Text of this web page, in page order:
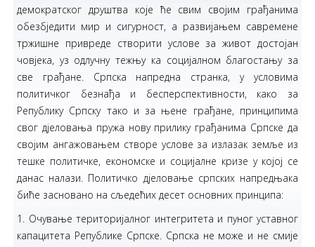
демократског друштва које ће свим својим грађанима
обезбједити мир и сигурност, а развијањем савремене
тржишне привреде створити услове за живот достојан
човјека, уз одлучну тежњу ка социјалном благостању за
све грађане. Српска напредна странка, у условима
политичког безнађа и бесперспективности, како за
Републику Српску тако и за њене грађане, принципима
свог дјеловања пружа нову прилику грађанима Српске да
својим ангажовањем створе услове за излазак земље из
тешке политичке, економске и социјалне кризе у којој се
данас налази. Политичко дјеловање српских напредњака
биће засновано на сљедећих десет основних принципа:
1. Очување територијалног интегритета и пуног уставног
капацитета Републике Српске. Српска не може и не смије